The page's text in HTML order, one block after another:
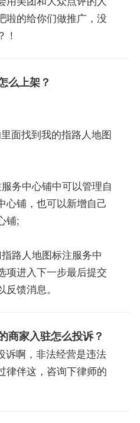
啦的给你们做推广，没
！
么上架？
面找到我的指路人地图
务中心铺中可以管理自
心铺，也可以新增自己
铺;
路人地图标注服务中
项进入下一步最后提交
馈消息。
商家入驻怎么投诉？
诉啊，非法经营是违法
律伴这，咨询下律师的